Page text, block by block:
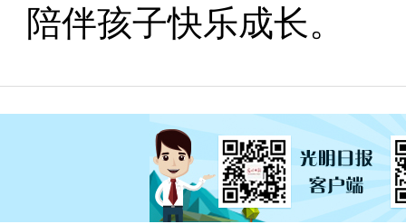
陪伴孩子快乐成长。